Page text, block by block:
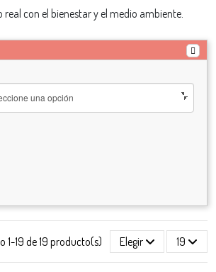
con el bienestar y el medio ambiente.
1-19 de 19 producto(s) Elegir 19